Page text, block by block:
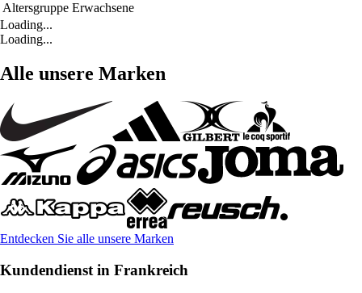
Altersgruppe Erwachsene
Loading...
Loading...
Alle unsere Marken
Entdecken Sie alle unsere Marken
Kundendienst in Frankreich